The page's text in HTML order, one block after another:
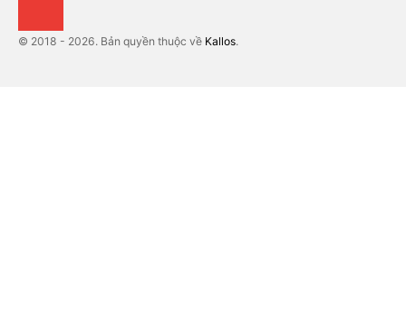
© 2018 - 2026. Bản quyền thuộc về Kallos.